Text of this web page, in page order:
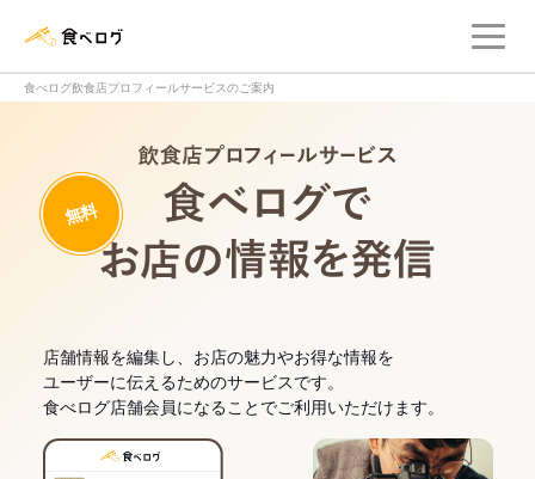
食べログ飲食店プロフィールサービスのご案内
無料
店舗情報を編集し、お店の魅力やお得な情報を
ユーザーに伝えるためのサービスです。
食べログ店舗会員になることでご利用いただけます。